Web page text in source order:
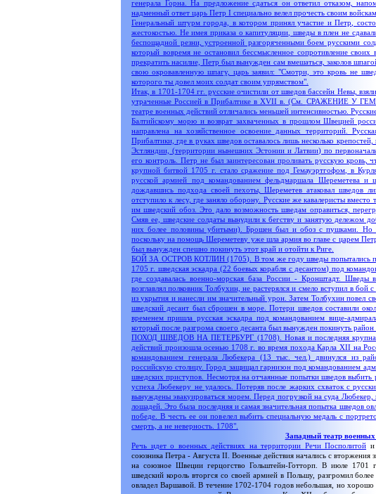
генерала Горна. На предложение сдаться он ответил отказом,
надменный ответ царь Петр I специально велел прочесть своим
Генеральный штурм города, в котором принял участие и Петр,
жестокостью. Не имея приказа о капитуляции, шведы в плен не
беспощадной резни, устроенной разгоряченными боем русскими
который вовремя не остановил бессмысленное сопротивление
прекратить насилие, Петр был вынужден сам вмешаться, заколов
свою окровавленную шпагу, царь заявил: "Смотри, это кровь не
которого ты довел моих солдат своим упрямством".
Итак, в 1701-1704 гг. русские очистили от шведов бассейн Невы,
утраченные Россией в Прибалтике в XVII в. (См. СРАЖЕНИЕ У
театре военных действий отличались меньшей интенсивностью.
Балтийскому морю и возврат захваченных в прошлом Швецией
направлена на хозяйственное освоение данных территорий.
Прибалтики, где в руках шведов оставалось лишь несколько
Эстляндии, (территории нынешних Эстонии и Латвии) по
его контроль. Петр не был заинтересован проливать русскую кровь,
крупной битвой 1705 г. стало сражение под Гемауэртгофом, в
русской армией под командованием фельдмаршала Шереметева и
дождавшись подхода своей пехоты, Шереметев атаковал шведов
отступило к лесу, где заняло оборону. Русские же кавалеристы
им шведский обоз. Это дало возможность шведам оправиться,
Смяв ее, шведские солдаты вынудили к бегству и занятую дележом
них более половины убитыми). Брошен был и обоз с пушками. Но
поскольку на помощь Шереметеву уже шла армия во главе с царем
был вынужден спешно покинуть этот край и отойти к Риге.
БОЙ ЗА ОСТРОВ КОТЛИН (1705). В том же году шведы попытались
1705 г. шведская эскадра (22 боевых корабля с десантом) под
где создавалась военно-морская база России - Кронштадт.
возглавлял полковник Толбухин, не растерялся и смело вступил в
из укрытия и нанесли им значительный урон. Затем Толбухин повел
шведский десант был сброшен в море. Потери шведов составили
временем пришла русская эскадра под командованием вице-
который после разгрома своего десанта был вынужден покинуть
ПОХОД ШВЕДОВ НА ПЕТЕРБУРГ (1708). Новая и последняя крупная
действий произошла осенью 1708 г. во время похода Карла XII на
командованием генерала Любекера (13 тыс. чел.) двинулся из
российскую столицу. Город защищал гарнизон под командованием
шведских приступов. Несмотря на отчаянные попытки шведов выбить
успеха Любекеру не удалось. Потеряв после жарких схваток с
вынуждены эвакуироваться морем. Перед погрузкой на суда
лошадей. Это была последняя и самая значительная попытка шведов
победе. В честь ее он повелел выбить специальную медаль с
смерть, а не неверность. 1708".
Западный театр
Речь идет о военных действиях на территории Речи Посполитой и
союзника Петра - Августа II. Военные действия начались с
на союзное Швеции герцогство Гольштейн-Готторп. В июле
шведский король вторгся со своей армией в Польшу, разгромил
овладел Варшавой. В течение 1702-1704 годов небольшая, но